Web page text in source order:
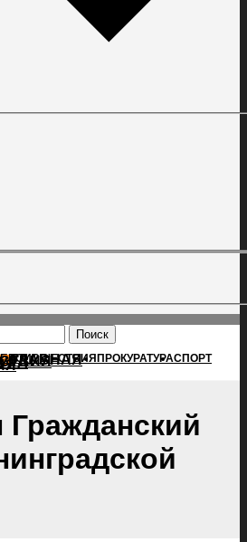
ПРОИСШЕСТВИЯ ПРОКУРАТУРАСПОРТ
ГЛАВНАЯ
Гражданский